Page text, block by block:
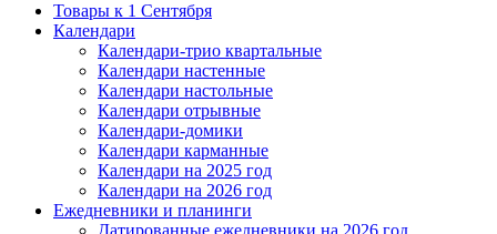
Товары к 1 Сентября
Календари
Календари-трио квартальные
Календари настенные
Календари настольные
Календари отрывные
Календари-домики
Календари карманные
Календари на 2025 год
Календари на 2026 год
Ежедневники и планинги
Датированные ежедневники на 2026 год